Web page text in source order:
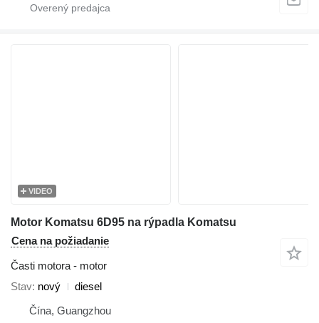
VIDEO
Motor Komatsu 6D95 na rýpadla Komatsu
Cena na požiadanie
Časti motora - motor
Stav nový
diesel
Čína, Guangzhou